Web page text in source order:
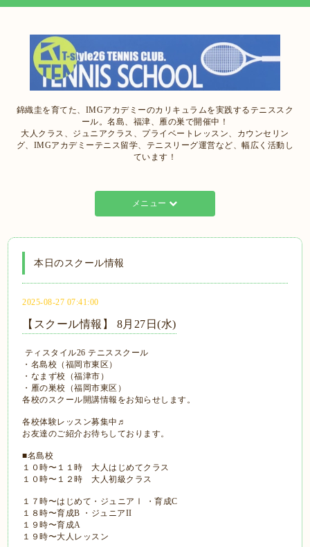
錦織圭を育てた、IMGアカデミーのカリキュラムを実践するテニススク
ール。名島、福津、雁の巣で開催中！
大人クラス、ジュニアクラス、プライベートレッスン、カウンセリン
グ、IMGアカデミーテニス留学、テニスリーグ運営など、幅広く活動し
ています！
メニュー
本日のスクール情報
2025-08-27 07:41:00
【スクール情報】 8月27日(水)
ティスタイル26 テニススクール
・名島校（福岡市東区）
・なまず校（福津市）
・雁の巣校（福岡市東区）
各校のスクール開講情報をお知らせします。
各校体験レッスン募集中♬
お友達のご紹介お待ちしております。
■名島校
１０時〜１１時 大人はじめてクラス
１０時〜１２時 大人初級クラス
１７時〜はじめて・ジュニアⅠ ・育成C
１８時〜育成B ・ジュニアII
１９時〜育成A
１９時〜大人レッスン